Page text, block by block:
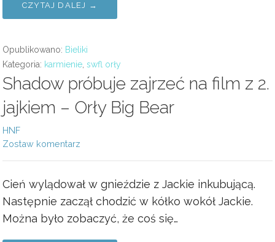
CZYTAJ DALEJ →
Opublikowano: Bieliki
Kategoria: karmienie swfl orły
Shadow próbuje zajrzeć na film z 2.
jajkiem – Orły Big Bear
HNF
Zostaw komentarz
Cień wylądował w gnieździe z Jackie inkubującą.
Następnie zaczął chodzić w kółko wokół Jackie.
Można było zobaczyć, że coś się…